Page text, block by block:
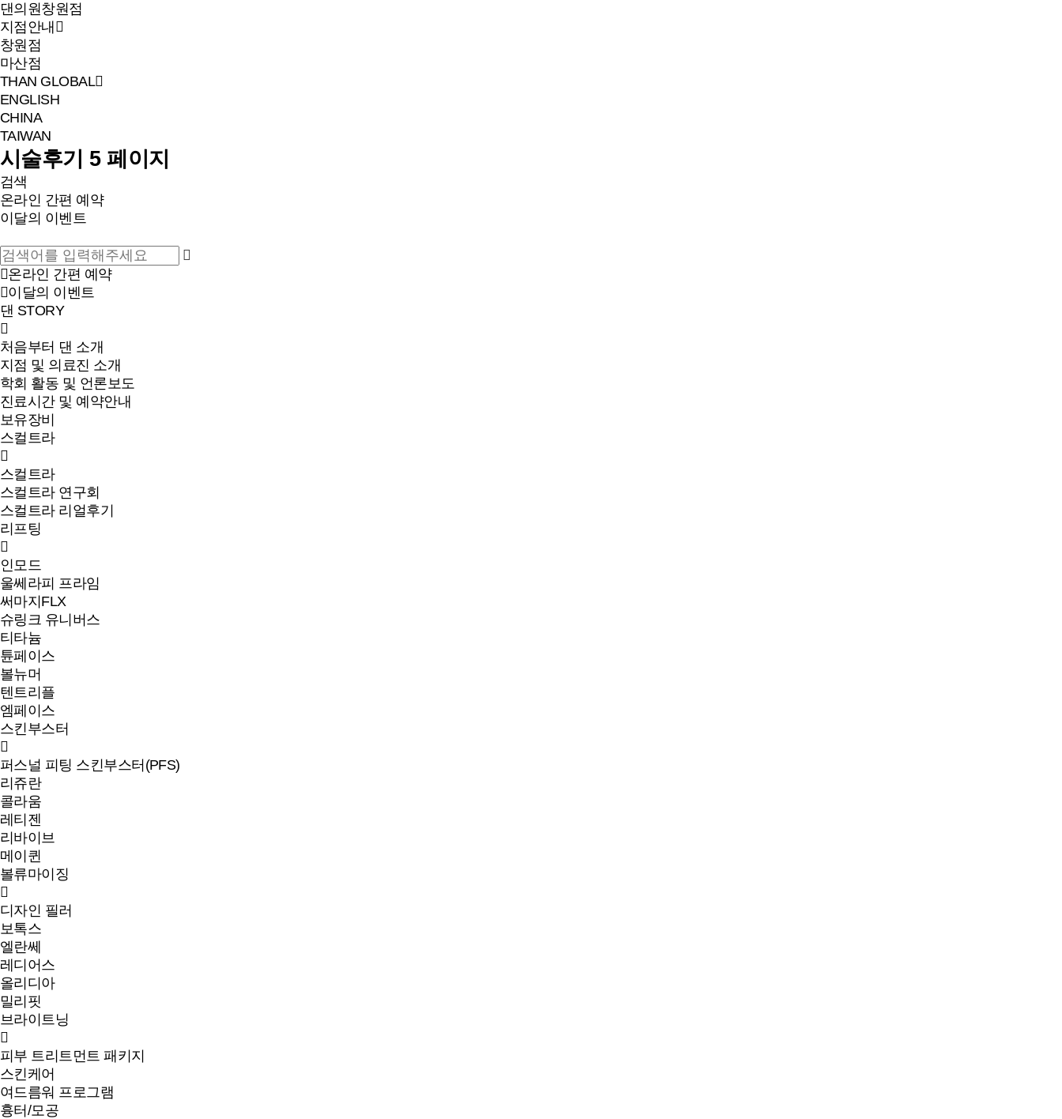
댄의원창원점
지점안내
창원점
마산점
THAN GLOBAL
ENGLISH
CHINA
TAIWAN
시술후기 5 페이지
검색
온라인 간편 예약
이달의 이벤트
온라인 간편 예약
이달의 이벤트
댄 STORY
처음부터 댄 소개
지점 및 의료진 소개
학회 활동 및 언론보도
진료시간 및 예약안내
보유장비
스컬트라
스컬트라
스컬트라 연구회
스컬트라 리얼후기
리프팅
인모드
울쎄라피 프라임
써마지FLX
슈링크 유니버스
티타늄
튠페이스
볼뉴머
텐트리플
엠페이스
스킨부스터
퍼스널 피팅 스킨부스터(PFS)
리쥬란
콜라움
레티젠
리바이브
메이퀸
볼류마이징
디자인 필러
보톡스
엘란쎄
레디어스
올리디아
밀리핏
브라이트닝
피부 트리트먼트 패키지
스킨케어
여드름워 프로그램
흉터/모공